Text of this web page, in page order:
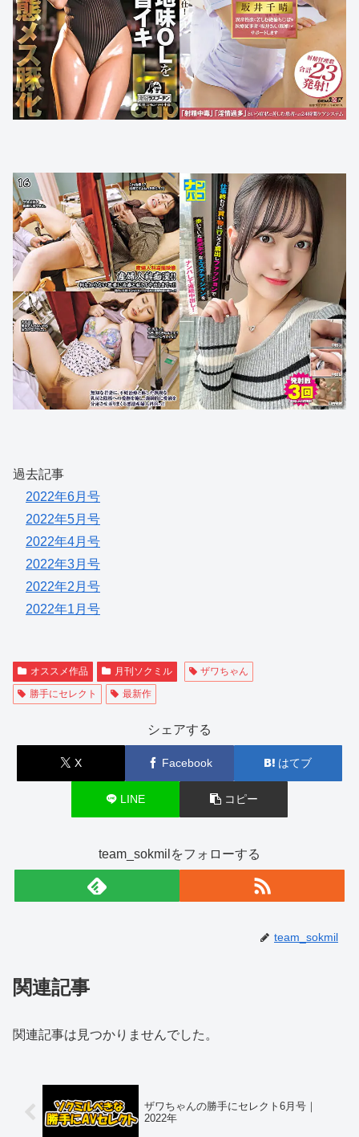
過去記事
2022年6月号
2022年5月号
2022年4月号
2022年3月号
2022年2月号
2022年1月号
オススメ作品 月刊ソクミル
ザワちゃん
勝手にセレクト
最新作
シェアする
X Facebook はてブ
LINE コピー
team_sokmilをフォローする
team_sokmil
関連記事
関連記事は見つかりませんでした。
ザワちゃんの勝手にセレクト6月号｜
2022年